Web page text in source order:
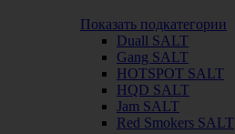
Показать подкатегории
Duall SALT
Gang SALT
HOTSPOT SALT
HQD SALT
Jam SALT
Red Smokers SALT